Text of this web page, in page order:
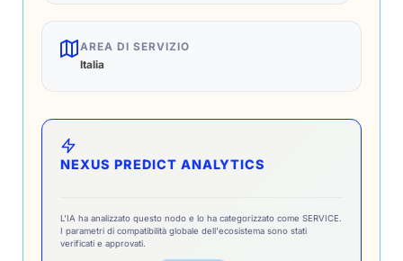
AREA DI SERVIZIO
Italia
NEXUS PREDICT ANALYTICS
L'IA ha analizzato questo nodo e lo ha categorizzato come SERVICE.
I parametri di compatibilità globale dell'ecosistema sono stati
verificati e approvati.